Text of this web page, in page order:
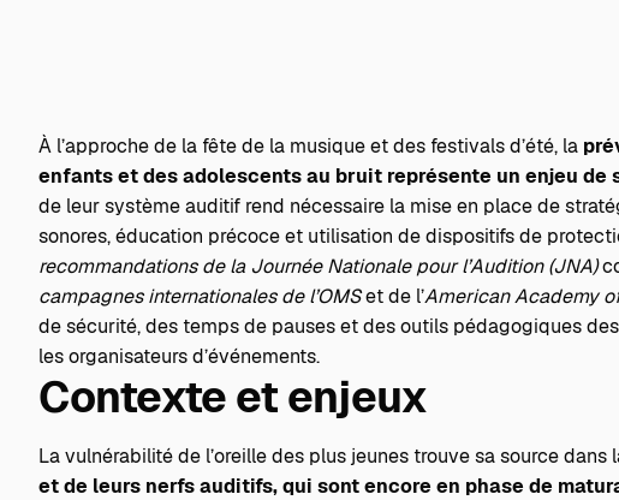
À l’approche de la fête de la musique et des festivals d’été, la
enfants et des adolescents au bruit représente un enjeu de
de leur système auditif rend nécessaire la mise en place de
sonores, éducation précoce et utilisation de dispositifs de
recommandations de la Journée Nationale pour l’Audition (JNA)
campagnes internationales de l’OMSet de l’American Academy
de sécurité, des temps de pauses et des outils pédagogiques
les organisateurs d’événements.
Contexte et enjeux
La vulnérabilité de l’oreille des plus jeunes trouve sa source dans
et de leurs nerfs auditifs, qui sont encore en phase de